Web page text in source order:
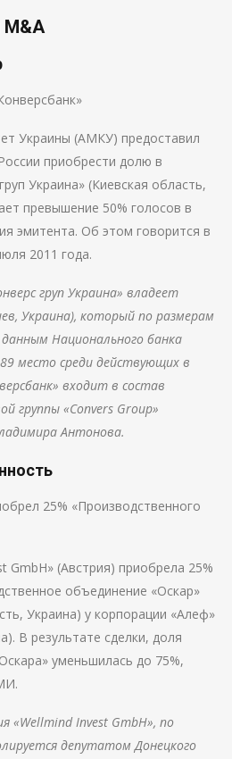
M&A
Украины (АМКУ) предоставил
приобрести долю в
Украина» (Киевская область,
превышение 50% голосов в
эмитента. Об этом говорится в
2011 года.
груп Украина» владеет
Украина), который по размерам
Национального банка
место среди действующих в
входит в состав
группы «Convers Group»
Антонова.
25% «Производственного
GmbH» (Австрия) приобрела 25%
объединение «Оскар»
Украина) у корпорации «Алеф»
В результате сделки, доля
уменьшилась до 75%,
«Wellmind Invest GmbH», по
депутатом Донецкого